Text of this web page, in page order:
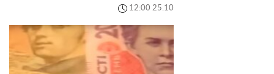
12:00 25.10